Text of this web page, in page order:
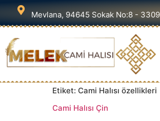
Mevlana, 94645 Sokak No:8 -
Etiket: Cami Halısı özellikleri
Cami Halısı Çin